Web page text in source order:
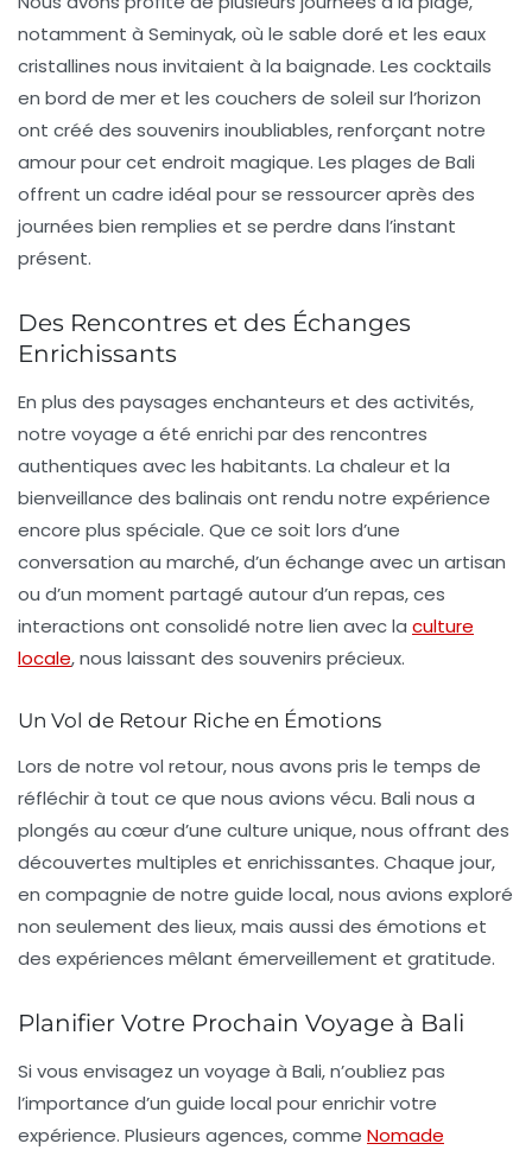
notamment à Seminyak, où le sable doré et les eaux
cristallines nous invitaient à la baignade. Les cocktails
en bord de mer et les couchers de soleil sur l’horizon
ont créé des souvenirs inoubliables, renforçant notre
amour pour cet endroit magique. Les plages de Bali
offrent un cadre idéal pour se ressourcer après des
journées bien remplies et se perdre dans l’instant
présent.
Des Rencontres et des Échanges
Enrichissants
En plus des paysages enchanteurs et des activités,
notre voyage a été enrichi par des rencontres
authentiques avec les habitants. La chaleur et la
bienveillance des balinais ont rendu notre expérience
encore plus spéciale. Que ce soit lors d’une
conversation au marché, d’un échange avec un artisan
ou d’un moment partagé autour d’un repas, ces
interactions ont consolidé notre lien avec la culture
locale, nous laissant des souvenirs précieux.
Un Vol de Retour Riche en Émotions
Lors de notre vol retour, nous avons pris le temps de
réfléchir à tout ce que nous avions vécu. Bali nous a
plongés au cœur d’une culture unique, nous offrant des
découvertes multiples et enrichissantes. Chaque jour,
en compagnie de notre guide local, nous avions exploré
non seulement des lieux, mais aussi des émotions et
des expériences mêlant émerveillement et gratitude.
Planifier Votre Prochain Voyage à Bali
Si vous envisagez un voyage à Bali, n’oubliez pas
l’importance d’un guide local pour enrichir votre
expérience. Plusieurs agences, comme Nomade